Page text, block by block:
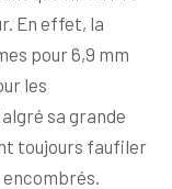
En effet, la
pour 6,9 mm
les
sa grande
toujours faufiler